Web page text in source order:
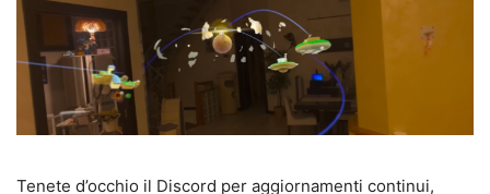
Tenete d’occhio il Discord per aggiornamenti continui,